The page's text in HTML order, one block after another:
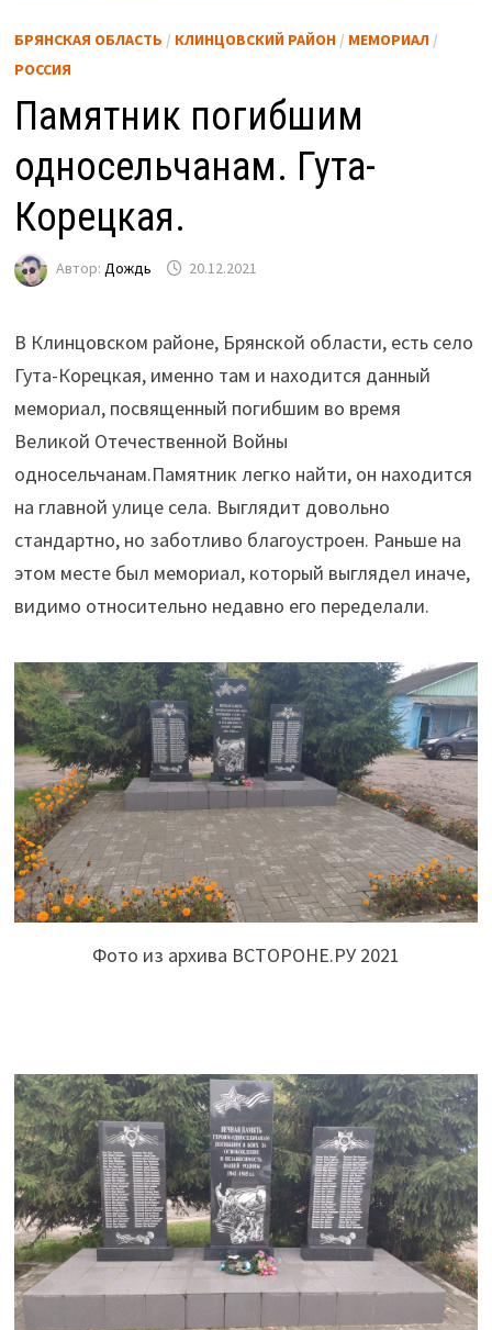
БРЯНСКАЯ ОБЛАСТЬ / КЛИНЦОВСКИЙ РАЙОН/ МЕМОРИАЛ/
РОССИЯ
Памятник погибшим
односельчанам. Гута-
Корецкая.
Автор: Дождь 20.12.2021
В Клинцовском районе, Брянской области, есть село
Гута-Корецкая, именно там и находится данный
мемориал, посвященный погибшим во время
Великой Отечественной Войны
односельчанам.Памятник легко найти, он находится
на главной улице села. Выглядит довольно
стандартно, но заботливо благоустроен. Раньше на
этом месте был мемориал, который выглядел иначе,
видимо относительно недавно его переделали.
Фото из архива ВСТОРОНЕ.РУ 2021